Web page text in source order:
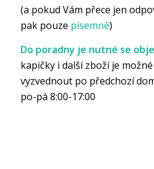
(a pokud Vám přece jen
pak pouze písemně)
Do poradny je nutné se
kapičky i další zboží je
vyzvednout po předchozí
po-pá 8:00-17:00